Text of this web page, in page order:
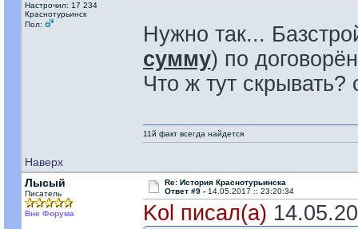
Настрочил: 17 234
Краснотурьинск
Пол:
Нужно так...
сумму) по
Что ж тут
Наверх
11й факт всегда найдется
Лысый
Писатель
Вне Форума
Re: История Краснотурьинска
Ответ #9 - 14.05.2017 :: 23:20:34
Kol писал(а)